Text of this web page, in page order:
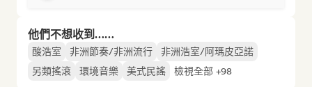
他們不想收到……
酸浩室 非洲節奏/非洲流行
非洲浩室/阿瑪皮亞諾
另類搖滾
環境音樂 美式民謠 檢視全部 +98